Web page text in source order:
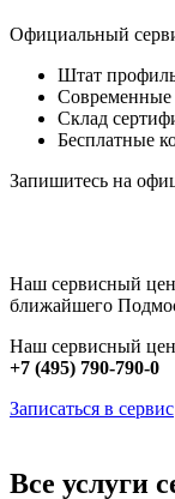
Официальный
Штат
Современные
Склад
Бесплатные
Запишитесь на
Наш сервисный
ближайшего
Наш сервисный
+7 (495) 790-790-0
Записаться в сервис
Все услуги